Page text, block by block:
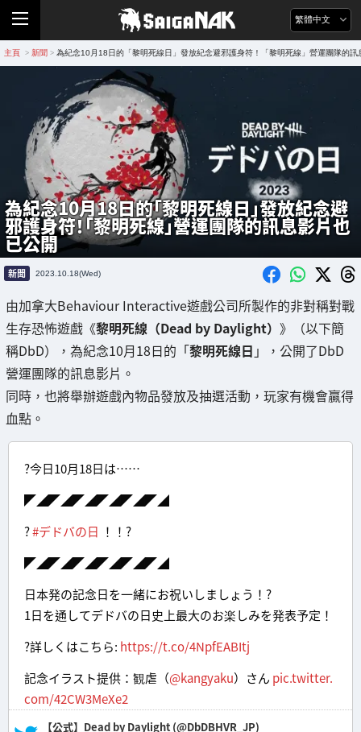
繁體中文
主頁 > 新聞 > 為紀念10月18日的「黎明死線日」發放紀念避邪護身符！「黎明死線」營運團隊的訊
為紀念10月18日的「黎明死線日」發放紀念避
邪護身符！「黎明死線」營運團隊的訊息影片也
已公開
新聞 2023.10.18(Wed)
由加拿大Behaviour Interactive遊戲公司所製作的非對稱對戰
生存恐怖遊戲《黎明死線（Dead by Daylight） 》（以下簡
稱DbD），為紀念10月18日的「黎明死線日 」，公開了DbD
營運團隊的訊息影片。
同時，也將舉辦遊戲內物品發放及抽選活動，玩家有機會贏得
血點。
?今日10月18日は……
◤◢◤◢◤◢◤◢◤◢◤◢
?#デドバの日 ！！?
◤◢◤◢◤◢◤◢◤◢◤◢
日本発の記念日を一緒にお祝いしましょう！?
1日を通してデドバの日史上最大のお楽しみを発表予定！
?詳しくはこちら: https://t.co/4NpfEABItj
記念イラスト提供：観虐（@kangyaku）さん pic.twitter.
com/42CW3MeXe2
— 【公式】Dead by Daylight (@DbDBHVR_JP)